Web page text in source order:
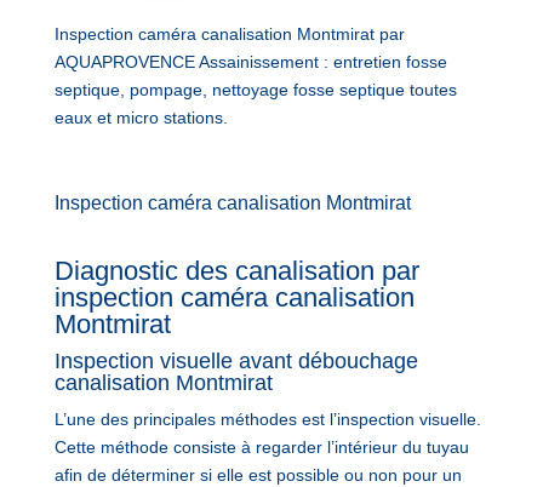
Inspection caméra canalisation Montmirat par
AQUAPROVENCE Assainissement : entretien fosse
septique, pompage, nettoyage fosse septique toutes
eaux et micro stations.
Inspection caméra canalisation Montmirat
Diagnostic des canalisation par
inspection caméra canalisation
Montmirat
Inspection visuelle avant débouchage
canalisation Montmirat
L’une des principales méthodes est l’inspection visuelle.
Cette méthode consiste à regarder l’intérieur du tuyau
afin de déterminer si elle est possible ou non pour un